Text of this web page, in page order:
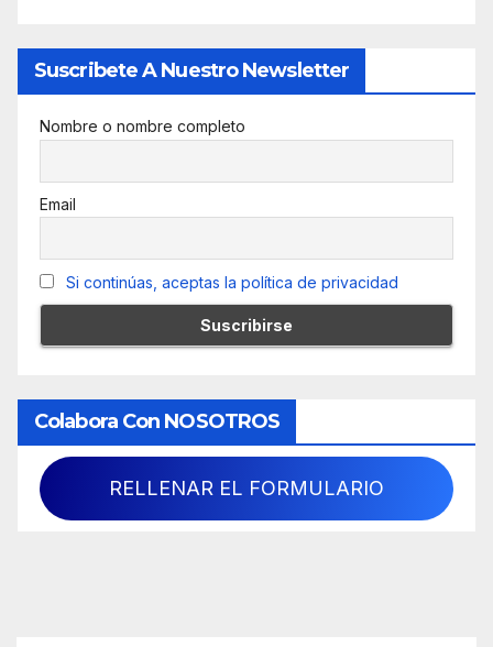
Suscribete A Nuestro Newsletter
Nombre o nombre completo
Email
Si continúas, aceptas la política de privacidad
Colabora Con NOSOTROS
RELLENAR EL FORMULARIO